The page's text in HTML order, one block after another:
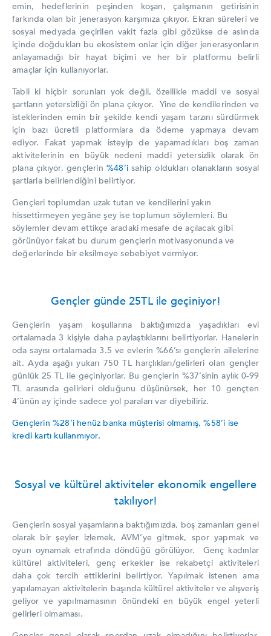
emin, hedeflerinin peşinden koşan, çalışmanın getirisinin
farkında olan bir jenerasyon karşımıza çıkıyor. Ekran süreleri ve
sosyal medyada geçirilen vakit fazla gibi gözükse de aslında
içinde doğdukları bu ekosistem onlar için diğer jenerasyonların
anlayamadığı bir hayat biçimi ve her bir platformu belirli
amaçlar için kullanıyorlar.
Tabii ki hiçbir sorunları yok değil, özellikle maddi ve sosyal
şartların yetersizliği ön plana çıkıyor. Yine de kendilerinden ve
isteklerinden emin bir şekilde kendi yaşam tarzını sürdürmek
için bazı ücretli platformlara da ödeme yapmaya devam
ediyor. Fakat yapmak isteyip de yapamadıkları boş zaman
aktivitelerinin en büyük nedeni maddi yetersizlik olarak ön
plana çıkıyor, gençlerin %48’isahip oldukları olanakların sosyal
şartlarla belirlendiğini belirtiyor.
Gençleri toplumdan uzak tutan ve kendilerini yakın
hissettirmeyen yegâne şey ise toplumun söylemleri. Bu
söylemler devam ettikçe aradaki mesafe de açılacak gibi
görünüyor fakat bu durum gençlerin motivasyonunda ve
değerlerinde bir eksilmeye sebebiyet vermiyor.
Gençler günde 25TL ile geçiniyor!
Gençlerin yaşam koşullarına baktığımızda yaşadıkları evi
ortalamada 3 kişiyle daha paylaştıklarını belirtiyorlar. Hanelerin
oda sayısı ortalamada 3.5 ve evlerin %66’sı gençlerin ailelerine
ait. Ayda aşağı yukarı 750 TL harçlıkları/gelirleri olan gençler
günlük 25 TL ile geçiniyorlar. Bu gençlerin %37’sinin aylık 0-99
TL arasında gelirleri olduğunu düşünürsek, her 10 gençten
4’ünün ay içinde sadece yol paraları var diyebiliriz.
Gençlerin %28’i henüz banka müşterisi olmamış, %58’i ise
kredi kartı kullanmıyor.
Sosyal ve kültürel aktiviteler ekonomik engellere
takılıyor!
Gençlerin sosyal yaşamlarına baktığımızda, boş zamanları genel
olarak bir şeyler izlemek, AVM’ye gitmek, spor yapmak ve
oyun oynamak etrafında döndüğü görülüyor. Genç kadınlar
kültürel aktiviteleri, genç erkekler ise rekabetçi aktiviteleri
daha çok tercih ettiklerini belirtiyor. Yapılmak istenen ama
yapılamayan aktivitelerin başında kültürel aktiviteler ve alışveriş
geliyor ve yapılmamasının önündeki en büyük engel yeterli
gelirleri olmaması.